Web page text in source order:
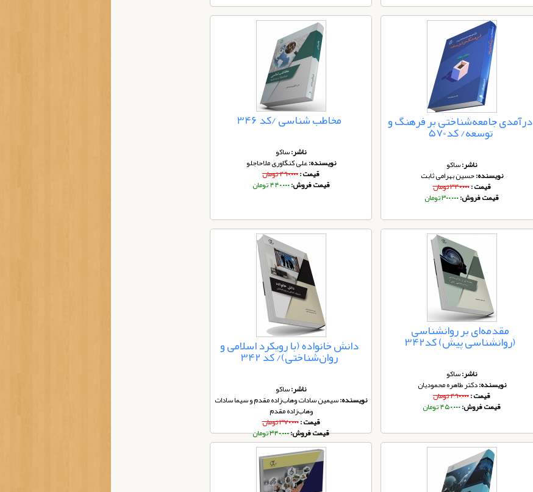
درآمدی جامعه‌شناختی بر فرهنگ و
توسعه/ کد570
ناشر:ساکو
نویسنده:حسین بهرامی ثابت
قیمت :۳۴۰,۰۰۰ تومان
قیمت فروش:۳۰۰,۰۰۰ تومان
مخاطب‌ شناسی /کد 346
ناشر:ساکو
نویسنده:علی کنگاوری ملاحاجلو
قیمت :۴۹۰,۰۰۰ تومان
قیمت فروش:۴۴۰,۰۰۰ تومان
مقدمه‌ای بر روانشناسی
(روانشناسی پیش) کد342
ناشر:ساکو
نویسنده:دکتر طاهره محمودیان
قیمت :۴۹۰,۰۰۰ تومان
قیمت فروش:۴۵۰,۰۰۰ تومان
دانش خانواده (با رویکرد اسلامی و
روان‌شناختی)/ کد 342
ناشر:ساکو
نویسنده:سیمین سادات وهاب‌زاده مقدم و سیما سادات
وهاب‌زاده مقدم
قیمت :۳۷۰,۰۰۰ تومان
قیمت فروش:۳۴۰,۰۰۰ تومان